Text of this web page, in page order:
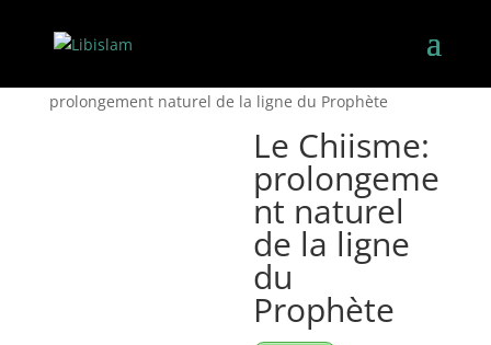
prolongement naturel de la ligne du Prophète
Le Chiisme:
prolongeme
nt naturel
de la ligne
du
Prophète